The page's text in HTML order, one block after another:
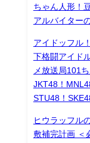
ちゃん人形！
アルバイター
アイドッフ
下格闘アイド
メ放送局101
JKT48！
STU48！
ヒウラッフル
敷補完計画 ＜